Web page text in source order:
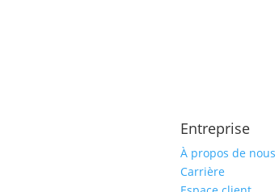
Entreprise
À propos de nous
Carrière